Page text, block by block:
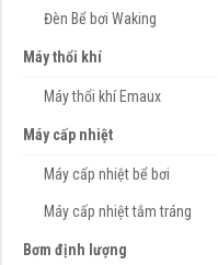
Đèn Bể bơi Waking
Máy thổi khí
Máy thổi khí Emaux
Máy cấp nhiệt
Máy cấp nhiệt bể bơi
Máy cấp nhiệt tắm tráng
Bơm định lượng